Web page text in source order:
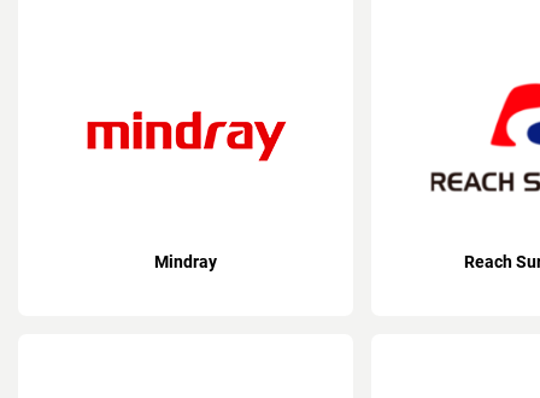
Mindray Reach